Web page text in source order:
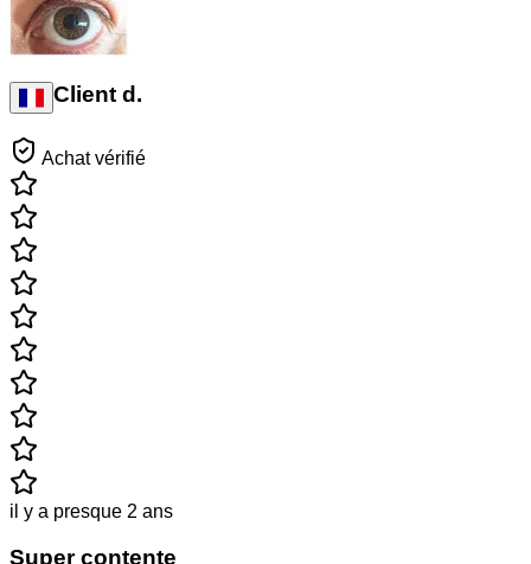
Client d.
Achat vérifié
il y a presque 2 ans
Super contente